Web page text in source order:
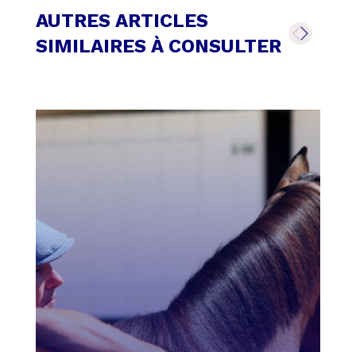
AUTRES ARTICLES
SIMILAIRES À CONSULTER